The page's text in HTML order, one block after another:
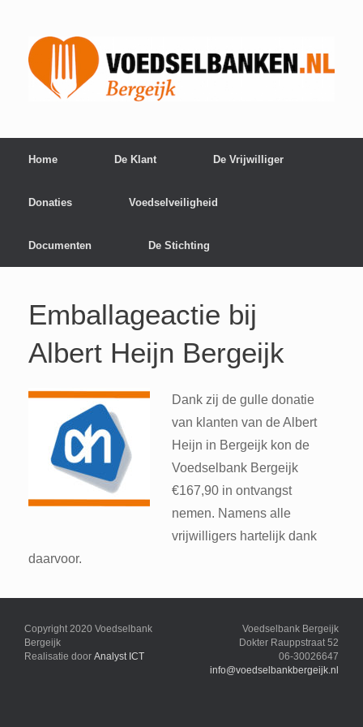
Home De Klant De Vrijwilliger
Donaties Voedselveiligheid
Documenten De Stichting
Emballageactie bij
Albert Heijn Bergeijk
Dank zij de gulle donatie
van klanten van de Albert
Heijn in Bergeijk kon de
Voedselbank Bergeijk
€167,90 in ontvangst
nemen. Namens alle
vrijwilligers hartelijk dank
daarvoor.
Copyright 2020 Voedselbank
Bergeijk
Realisatie door Analyst ICT
Voedselbank Bergeijk
Dokter Rauppstraat 52
06-30026647
info@voedselbankbergeijk.nl